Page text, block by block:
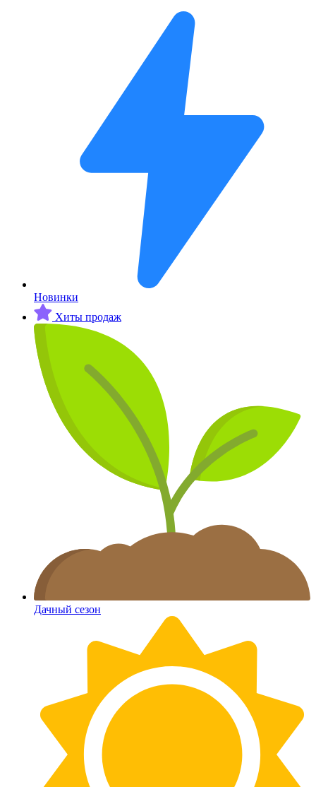
Новинки
Хиты продаж
Дачный сезон